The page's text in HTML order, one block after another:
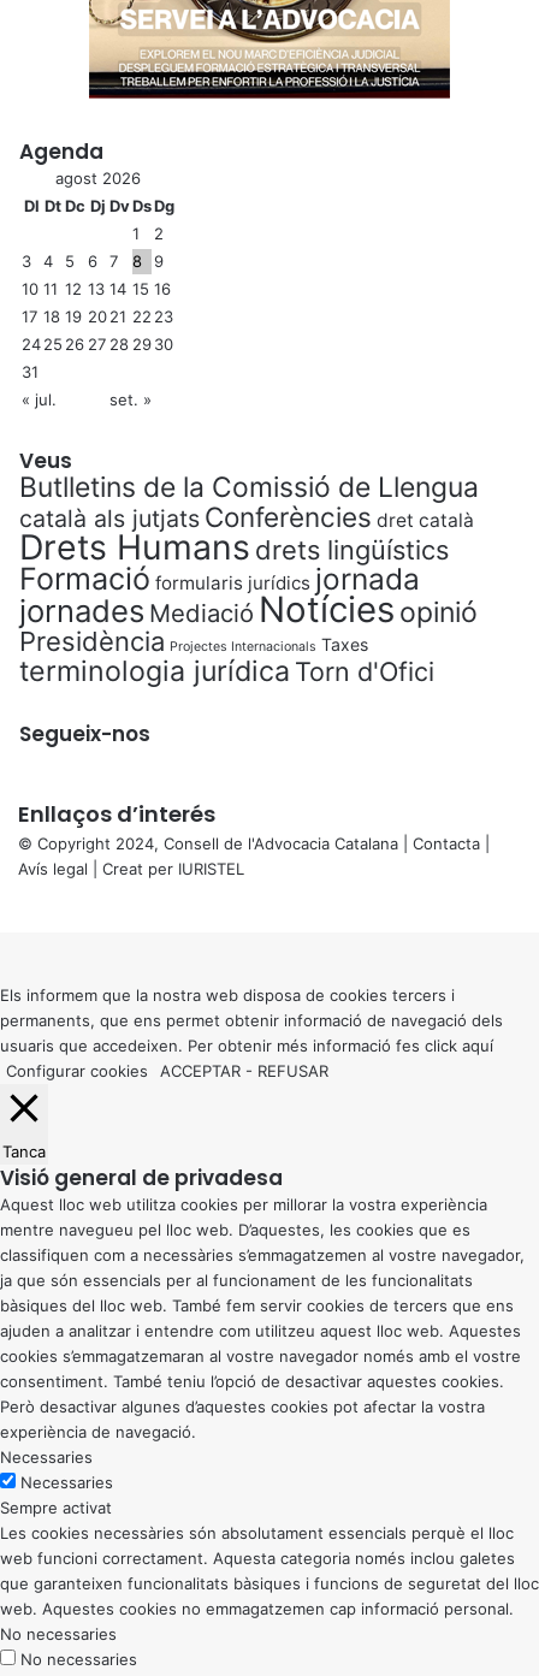
Agenda
agost 2026
Dl DtDc Dj DvDsDg
1
2
3
4 5 6 7 8
9
10 11 12 13 14 15 16
17 18 19 2021 22 23
2425 26 27 28 2930
31
« jul.
set. »
Veus
Butlletins de la Comissió de Llengua
català als jutjats Conferències dret català
Drets Humans drets lingüístics
Formació formularis jurídics jornada
jornades Mediació Notícies opinió
Presidència Projectes Internacionals Taxes
terminologia jurídica Torn d'Ofici
Segueix-nos
Enllaços d’interés
© Copyright 2024, Consell de l'Advocacia Catalana | Contacta
Avís legal | Creat per IURISTEL
button
Els informem que la nostra web disposa de cookies tercers i
permanents, que ens permet obtenir informació de navegació dels
usuaris que accedeixen. Per obtenir més informació fes click aquí
Configurar cookies
ACCEPTAR - REFUSAR
Tanca
Visió general de privadesa
Aquest lloc web utilitza cookies per millorar la vostra experiència
mentre navegueu pel lloc web. D’aquestes, les cookies que es
classifiquen com a necessàries s’emmagatzemen al vostre navegador,
ja que són essencials per al funcionament de les funcionalitats
bàsiques del lloc web. També fem servir cookies de tercers que ens
ajuden a analitzar i entendre com utilitzeu aquest lloc web. Aquestes
cookies s’emmagatzemaran al vostre navegador només amb el vostre
consentiment. També teniu l’opció de desactivar aquestes cookies.
Però desactivar algunes d’aquestes cookies pot afectar la vostra
experiència de navegació.
Necessaries
Necessaries
Sempre activat
Les cookies necessàries són absolutament essencials perquè el lloc
web funcioni correctament. Aquesta categoria només inclou galetes
que garanteixen funcionalitats bàsiques i funcions de seguretat del lloc
web. Aquestes cookies no emmagatzemen cap informació personal.
No necessaries
No necessaries